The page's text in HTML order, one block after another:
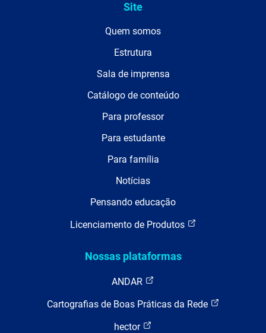
Site
Quem somos
Estrutura
Sala de imprensa
Catálogo de conteúdo
Para professor
Para estudante
Para família
Notícias
Pensando educação
Licenciamento de Produtos
Nossas plataformas
ANDAR
Cartografias de Boas Práticas da Rede
hector